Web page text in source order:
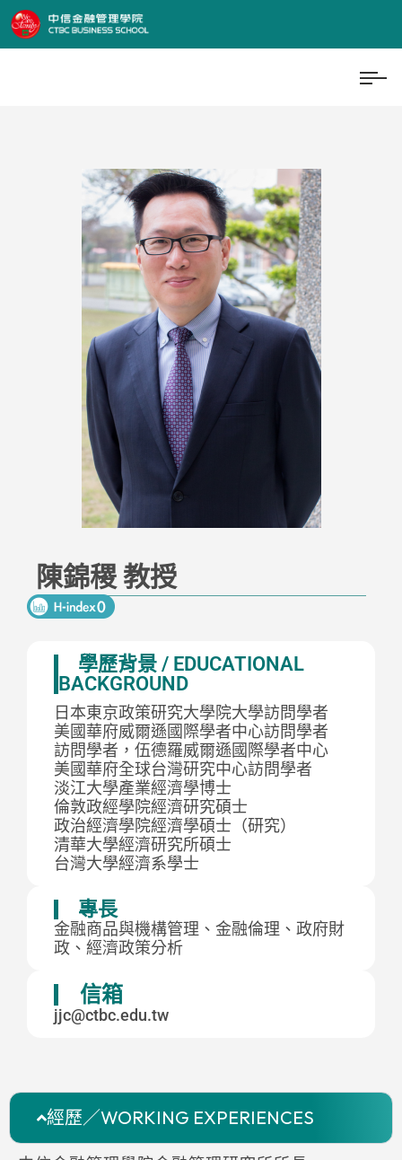
陳錦稷 教授
學歷背景 / EDUCATIONAL
BACKGROUND
日本東京政策研究大學院大學訪問學者
美國華府威爾遜國際學者中心訪問學者
訪問學者，伍德羅威爾遜國際學者中心
美國華府全球台灣研究中心訪問學者
淡江大學產業經濟學博士
倫敦政經學院經濟研究碩士
政治經濟學院經濟學碩士（研究）
清華大學經濟研究所碩士
台灣大學經濟系學士
專長
金融商品與機構管理、金融倫理、政府財
政、經濟政策分析
信箱
jjc@ctbc.edu.tw
經歷／WORKING EXPERIENCES